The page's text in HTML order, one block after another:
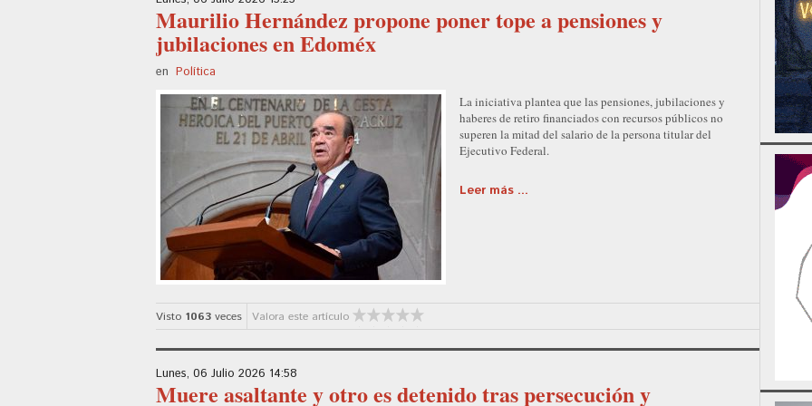
Maurilio Hernández propone poner tope a pensiones y
jubilaciones en Edoméx
en Política
La iniciativa plantea que las pensiones, jubilaciones y
haberes de retiro financiados con recursos públicos no
superen la mitad del salario de la persona titular del
Ejecutivo Federal.
Leer más ...
Visto 1063 veces Valora este artículo
Lunes, 06 Julio 2026 14:58
Muere asaltante y otro es detenido tras persecución y